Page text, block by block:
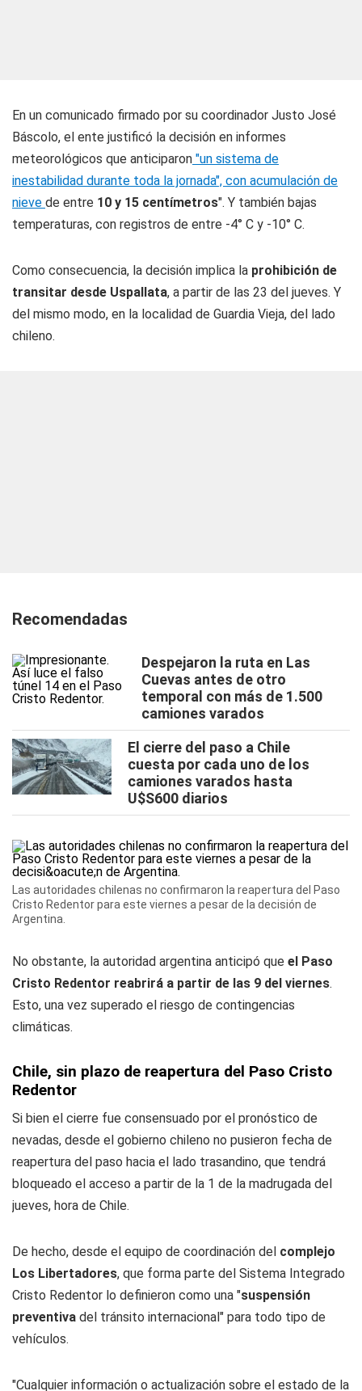
En un comunicado firmado por su coordinador Justo José
Báscolo, el ente justificó la decisión en informes
meteorológicos que anticiparon "un sistema de
inestabilidad durante toda la jornada", con acumulación de
nieve de entre 10 y 15 centímetros". Y también bajas
temperaturas, con registros de entre -4° C y -10° C.
Como consecuencia, la decisión implica la prohibición de
transitar desde Uspallata, a partir de las 23 del jueves. Y
del mismo modo, en la localidad de Guardia Vieja, del lado
chileno.
Recomendadas
Despejaron la ruta en Las
Cuevas antes de otro
temporal con más de 1.500
camiones varados
El cierre del paso a Chile
cuesta por cada uno de los
camiones varados hasta
U$S600 diarios
Las autoridades chilenas no confirmaron la reapertura del Paso
Cristo Redentor para este viernes a pesar de la decisión de
Argentina.
No obstante, la autoridad argentina anticipó que el Paso
Cristo Redentor reabrirá a partir de las 9 del viernes.
Esto, una vez superado el riesgo de contingencias
climáticas.
Chile, sin plazo de reapertura del Paso Cristo
Redentor
Si bien el cierre fue consensuado por el pronóstico de
nevadas, desde el gobierno chileno no pusieron fecha de
reapertura del paso hacia el lado trasandino, que tendrá
bloqueado el acceso a partir de la 1 de la madrugada del
jueves, hora de Chile.
De hecho, desde el equipo de coordinación del complejo
Los Libertadores, que forma parte del Sistema Integrado
Cristo Redentor lo definieron como una "suspensión
preventiva del tránsito internacional" para todo tipo de
vehículos.
"Cualquier información o actualización sobre el estado de la